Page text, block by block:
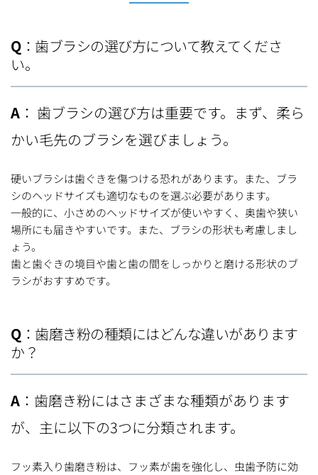
Q：歯ブラシの選び方について教えてくださ
い。
A ： 歯ブラシの選び方は重要です。まず、柔ら
かい毛先のブラシを選びましょう。
硬いブラシは歯ぐきを傷つける恐れがあります。また、ブラ
シのヘッドサイズも適切なものを選ぶ必要があります。
一般的に、小さめのヘッドサイズが使いやすく、奥歯や狭い
場所にも届きやすいです。また、ブラシの形状も考慮しまし
ょう。
歯と歯ぐきの境目や歯と歯の間をしっかりと磨ける形状のブ
ラシがおすすめです。
Q：歯磨き粉の種類にはどんな違いがあります
か？
A ：歯磨き粉にはさまざまな種類があります
が、主に以下の3つに分類されます。
フッ素入り歯磨き粉は、フッ素が歯を強化し、虫歯予防に効